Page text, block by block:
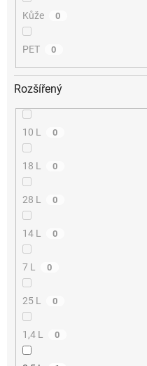
Kůže 0
PET 0
Rozšířený
10 L 0
18 L 0
28 L 0
14 L 0
7 L 0
25 L 0
1,4 L 0